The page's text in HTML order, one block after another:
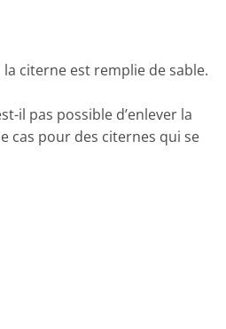
citerne est remplie de sable.
il pas possible d’enlever la
cas pour des citernes qui se